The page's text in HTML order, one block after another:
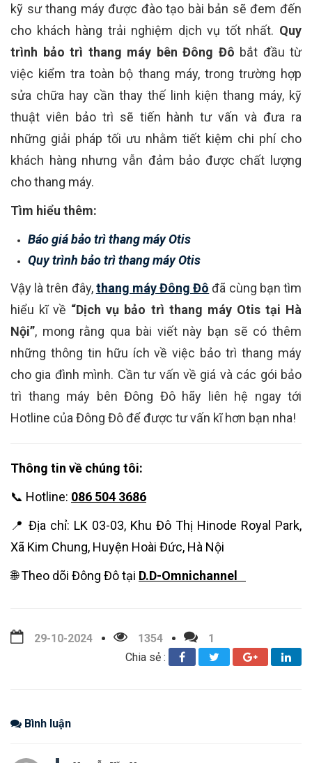
kỹ sư thang máy được đào tạo bài bản sẽ đem đến
cho khách hàng trải nghiệm dịch vụ tốt nhất. Quy
trình bảo trì thang máy bên Đông Đô bắt đầu từ
việc kiểm tra toàn bộ thang máy, trong trường hợp
sửa chữa hay cần thay thế linh kiện thang máy, kỹ
thuật viên bảo trì sẽ tiến hành tư vấn và đưa ra
những giải pháp tối ưu nhằm tiết kiệm chi phí cho
khách hàng nhưng vẫn đảm bảo được chất lượng
cho thang máy.
Tìm hiểu thêm:
Báo giá bảo trì thang máy Otis
Quy trình bảo trì thang máy Otis
Vậy là trên đây,thang máy Đông Đô đã cùng bạn tìm
hiểu kĩ về “Dịch vụ bảo trì thang máy Otis tại Hà
Nội”, mong rằng qua bài viết này bạn sẽ có thêm
những thông tin hữu ích về việc bảo trì thang máy
cho gia đình mình. Cần tư vấn về giá và các gói bảo
trì thang máy bên Đông Đô hãy liên hệ ngay tới
Hotline của Đông Đô để được tư vấn kĩ hơn bạn nha!
Thông tin về chúng tôi:
📞 Hotline: 086 504 3686
📍 Địa chỉ: LK 03-03, Khu Đô Thị Hinode Royal Park,
Xã Kim Chung, Huyện Hoài Đức, Hà Nội
🌐 Theo dõi Đông Đô tại D.D-Omnichannel
29-10-2024 1354
1
Chia sẻ :
Bình luận